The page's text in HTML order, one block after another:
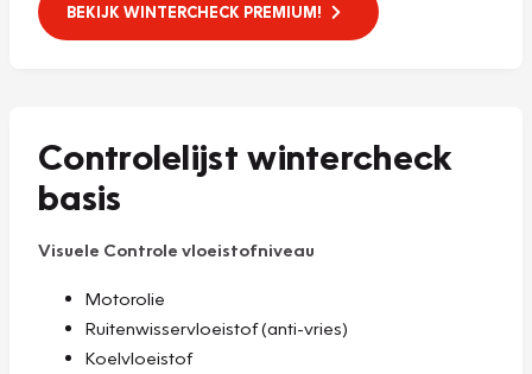
BEKIJK WINTERCHECK PREMIUM!
Controlelijst wintercheck
basis
Visuele Controle vloeistofniveau
Motorolie
Ruitenwisservloeistof (anti-vries)
Koelvloeistof